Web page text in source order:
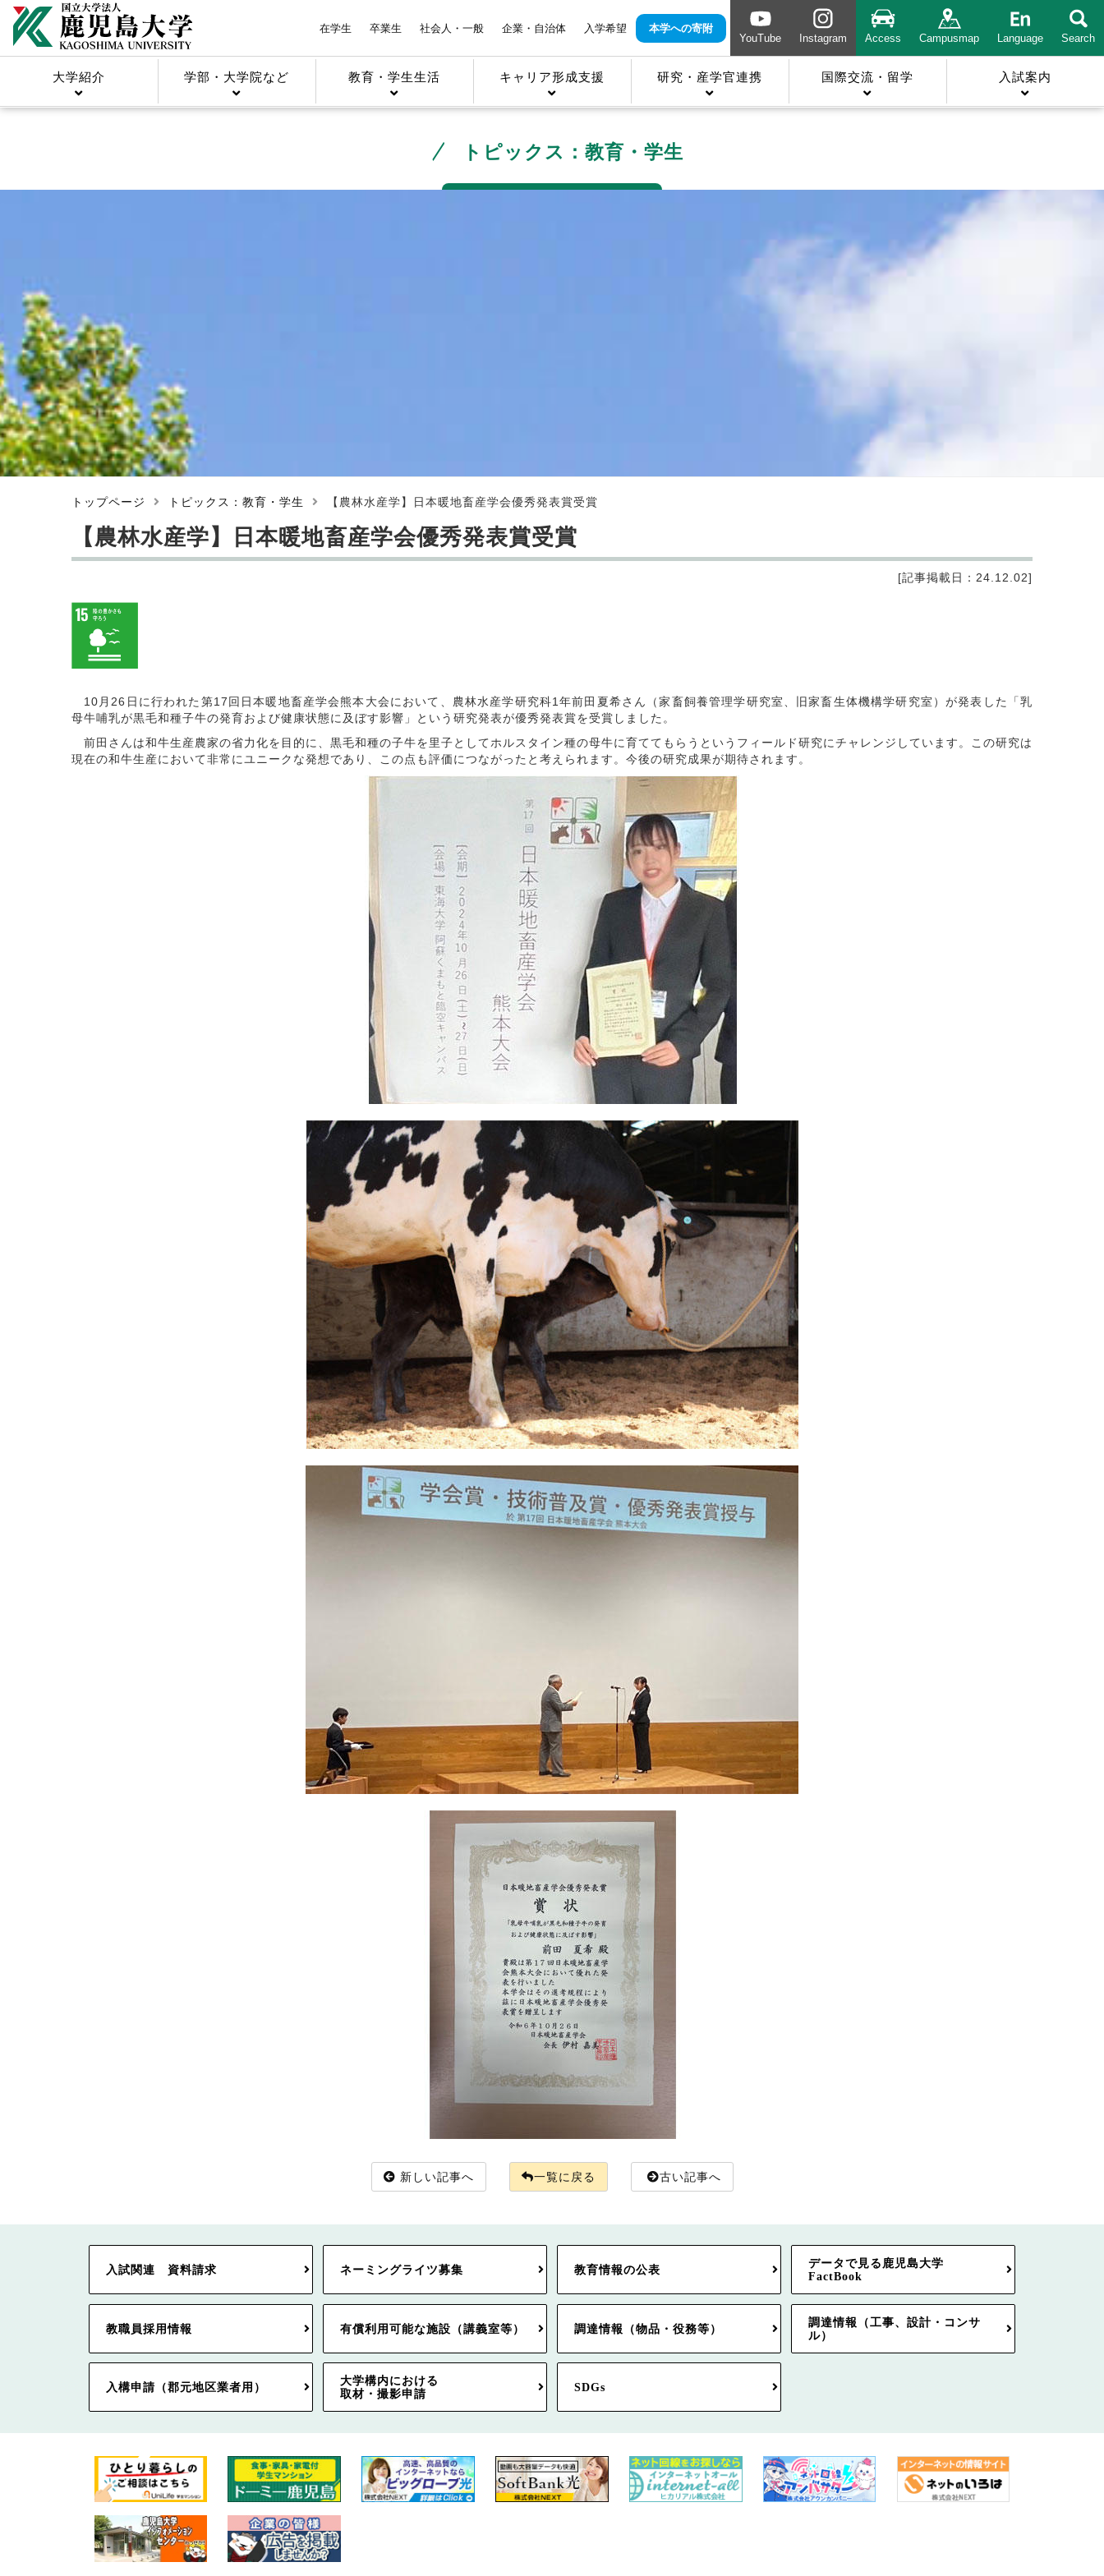
在学生 卒業生 社会人・一般 企業・自治体 入学希望
本学への寄附
YouTube
Instagram Access Campusmap Language Search
大学紹介 学部・大学院など 教育・学生生活 キャリア形成支援 研究・産学官連携 国際交流・留学 入試案内
トピックス：教育・学生
トップページ トピックス：教育・学生 【農林水産学】日本暖地畜産学会優秀発表賞受賞
【農林水産学】日本暖地畜産学会優秀発表賞受賞
[記事掲載日：24.12.02]
10月26日に行われた第17回日本暖地畜産学会熊本大会において、農林水産学研究科1年前田夏希さん（家畜飼養管理学研究室、旧家畜生体機構学研究室）が発表した「乳
母牛哺乳が黒毛和種子牛の発育および健康状態に及ぼす影響」という研究発表が優秀発表賞を受賞しました。
前田さんは和牛生産農家の省力化を目的に、黒毛和種の子牛を里子としてホルスタイン種の母牛に育ててもらうというフィールド研究にチャレンジしています。この研究は
現在の和牛生産において非常にユニークな発想であり、この点も評価につながったと考えられます。今後の研究成果が期待されます。
新しい記事へ 一覧に戻る 古い記事へ
入試関連 資料請求 ネーミングライツ募集 教育情報の公表
データで見る鹿児島大学
FactBook
教職員採用情報 有償利用可能な施設（講義室等） 調達情報（物品・役務等）
調達情報（工事、設計・コンサ
ル）
入構申請（郡元地区業者用）
大学構内における
取材・撮影申請
SDGs